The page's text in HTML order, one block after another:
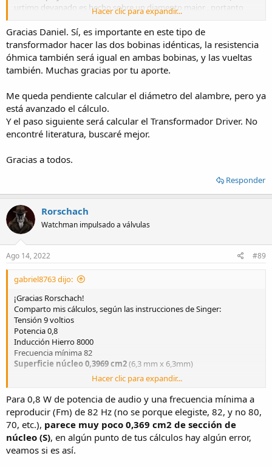
urtimo devanado es hecho sobre un diamento major , portanto
mas longitude aun de hilo de cubre enpleyado).
!Saludos desde Brasil!
Hacer clic para expandir...
Gracias Daniel. Sí, es importante en este tipo de
transformador hacer las dos bobinas idénticas, la resistencia
óhmica también será igual en ambas bobinas, y las vueltas
también. Muchas gracias por tu aporte.
Me queda pendiente calcular el diámetro del alambre, pero ya
está avanzado el cálculo.
Y el paso siguiente será calcular el Transformador Driver. No
encontré literatura, buscaré mejor.
Gracias a todos.
Responder
Rorschach
Watchman impulsado a válvulas
Ago 14, 2022 #89
gabriel8763 dijo:
¡Gracias Rorschach!
Comparto mis cálculos, según las instrucciones de Singer:
Tensión 9 voltios
Potencia 0,8
Inducción Hierro 8000
Frecuencia mínima 82
Superficie núcleo 0,3969 cm2(6,3 mm x 6,3mm)
(0.315 x 9 x 100000000) / 8000 x 82 x (15 x raiz (0,8 / 82)) = 290 vueltas
Al ser un transformador para circuito Push Pull, bobinaría 145
vueltas con alambre doble, y al finalizar, considerar invertir el
sentido de un devanado.
Hacer clic para expandir...
Para 0,8 W de potencia de audio y una frecuencia mínima a
reproducir (Fm) de 82 Hz (no se porque elegiste, 82, y no 80,
70, etc.), parece muy poco 0,369 cm2 de sección de
núcleo (S), en algún punto de tus cálculos hay algún error,
veamos si es así.